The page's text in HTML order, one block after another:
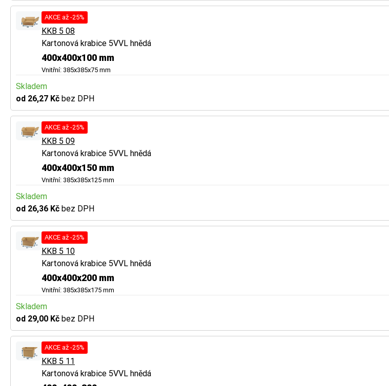
AKCE až -25%
KKB 5 08
Kartonová krabice 5VVL hnědá
400x400x100 mm
Vnitřní: 385x385x75 mm
Skladem
od 26,27 Kč bez DPH
AKCE až -25%
KKB 5 09
Kartonová krabice 5VVL hnědá
400x400x150 mm
Vnitřní: 385x385x125 mm
Skladem
od 26,36 Kč bez DPH
AKCE až -25%
KKB 5 10
Kartonová krabice 5VVL hnědá
400x400x200 mm
Vnitřní: 385x385x175 mm
Skladem
od 29,00 Kč bez DPH
AKCE až -25%
KKB 5 11
Kartonová krabice 5VVL hnědá